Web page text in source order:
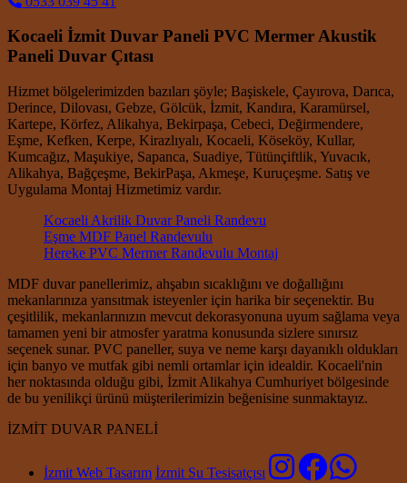
Kocaeli İzmit Duvar Paneli PVC Mermer Akustik
Paneli Duvar Çıtası
Hizmet bölgelerimizden bazıları şöyle; Başiskele, Çayırova, Darıca,
Derince, Dilovası, Gebze, Gölcük, İzmit, Kandıra, Karamürsel,
Kartepe, Körfez, Alikahya, Bekirpaşa, Cebeci, Değirmendere,
Eşme, Kefken, Kerpe, Kirazlıyalı, Kocaeli, Köseköy, Kullar,
Kumcağız, Maşukiye, Sapanca, Suadiye, Tütünçiftlik, Yuvacık,
Alikahya, Bağçeşme, BekirPaşa, Akmeşe, Kuruçeşme. Satış ve
Uygulama Montaj Hizmetimiz vardır.
Kocaeli Akrilik Duvar Paneli Randevu
Eşme MDF Panel Randevulu
Hereke PVC Mermer Randevulu Montaj
MDF duvar panellerimiz, ahşabın sıcaklığını ve doğallığını
mekanlarınıza yansıtmak isteyenler için harika bir seçenektir. Bu
çeşitlilik, mekanlarınızın mevcut dekorasyonuna uyum sağlama veya
tamamen yeni bir atmosfer yaratma konusunda sizlere sınırsız
seçenek sunar. PVC paneller, suya ve neme karşı dayanıklı oldukları
için banyo ve mutfak gibi nemli ortamlar için idealdir. Kocaeli'nin
her noktasında olduğu gibi, İzmit Alikahya Cumhuriyet bölgesinde
de bu yenilikçi ürünü müşterilerimizin beğenisine sunmaktayız.
İZMİT DUVAR PANELİ
İzmit Web Tasarım İzmit Su Tesisatçısı